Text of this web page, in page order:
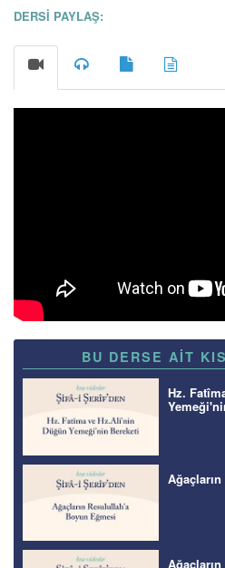
DERSİ PAYLAŞ:
BU DERSE AİT
Hz.